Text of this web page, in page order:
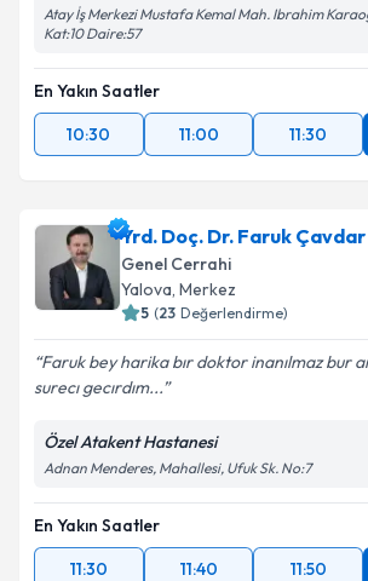
Atay İş Merkezi Mustafa Kemal Mah. Ibrahim
Kat:10 Daire:57
En Yakın Saatler
10:30
11:00 11:30
Yrd. Doç. Dr. Faruk Çavdar
Genel Cerrahi
Yalova, Merkez
5 (23 Değerlendirme)
Faruk bey harika bır doktor inanılmaz bur
surecı gecırdım...
Özel Atakent Hastanesi
Adnan Menderes, Mahallesi, Ufuk Sk. No:7
En Yakın Saatler
11:30
11:40 11:50